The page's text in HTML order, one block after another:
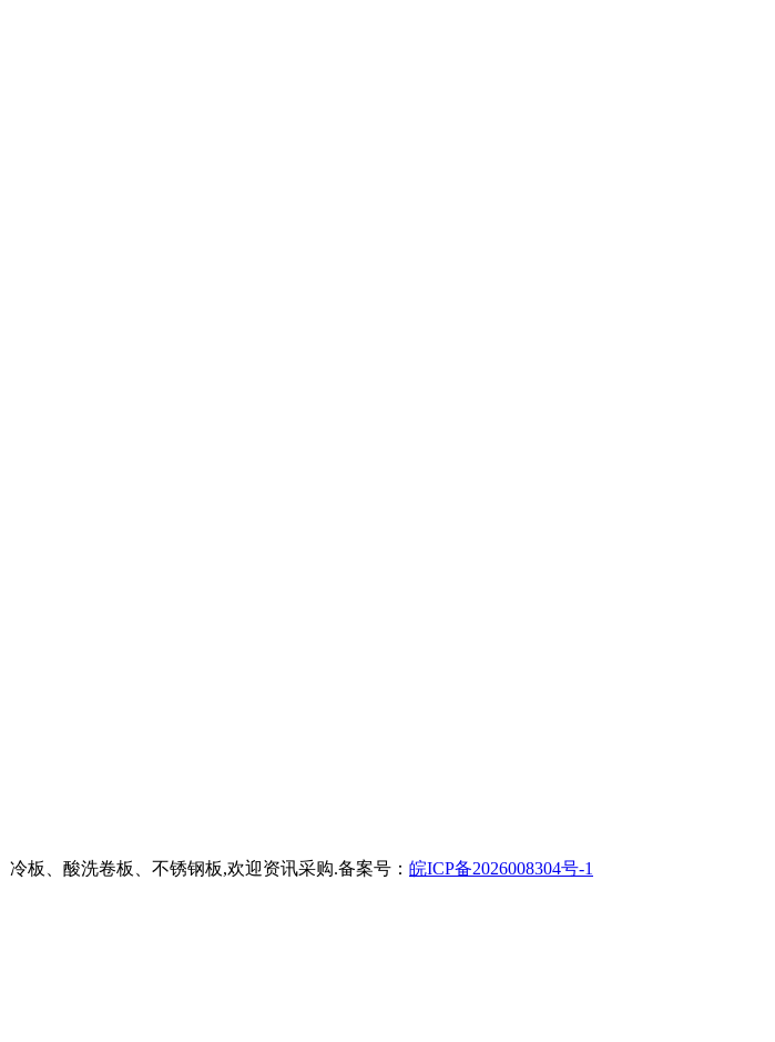
、冷板、酸洗卷板、不锈钢板,欢迎资讯采购.备案号： 皖ICP备2026008304号-1